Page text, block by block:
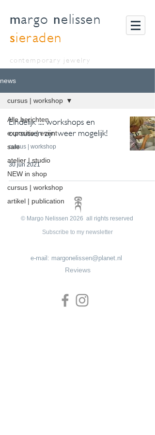
margo nelissen
sieraden
contemporary jewelry
news
Alle berichten
expositie | event
sale
atelier | studio
NEW in shop
cursus | workshop
artikel | publication
cursus | workshop
Eindelijk .... workshops en
cursussen zijn weer mogelijk!
cursus | workshop
30 jun 2021
© Margo Nelissen 2026 all rights reserved
Subscribe to my newsletter
e-mail: margonelissen@planet.nl
Reviews